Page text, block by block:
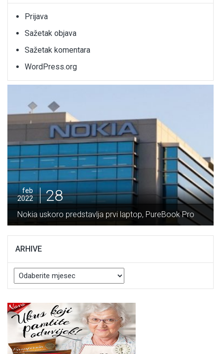
Prijava
Sažetak objava
Sažetak komentara
WordPress.org
feb
2022
28
Nokia uskoro predstavlja prvi laptop, PureBook Pro
ARHIVE
Arhive